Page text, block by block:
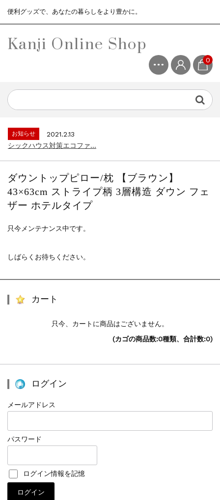
便利グッズで、あなたの暮らしをより豊かに。
Kanji Online Shop 0
シックハウス対策エコファ...
お知らせ
2021.4.13
お知らせ
2021.2.13
シックハウス対策エコファ...
お知らせ
2021.2.13
シックハウス対策エコファ...
ダウントップピロー/枕 【ブラウン】
43×63cm ストライプ柄 3層構造 ダウン フェ
ザー ホテルタイプ
只今メンテナンス中です。
しばらくお待ちください。
カート
只今、カートに商品はございません。
(カゴの商品数:0種類、合計数:0)
ログイン
メールアドレス
パスワード
ログイン情報を記憶